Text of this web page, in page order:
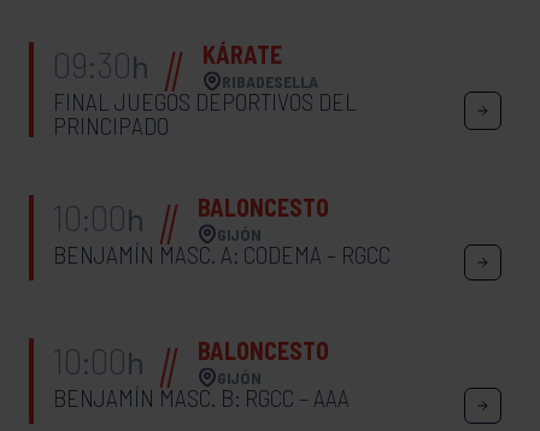
09:30h KÁRATE
RIBADESELLA
FINAL JUEGOS DEPORTIVOS DEL
PRINCIPADO
10:00h BALONCESTO
GIJÓN
BENJAMÍN MASC. A: CODEMA – RGCC
10:00h BALONCESTO
GIJÓN
BENJAMÍN MASC. B: RGCC – AAA